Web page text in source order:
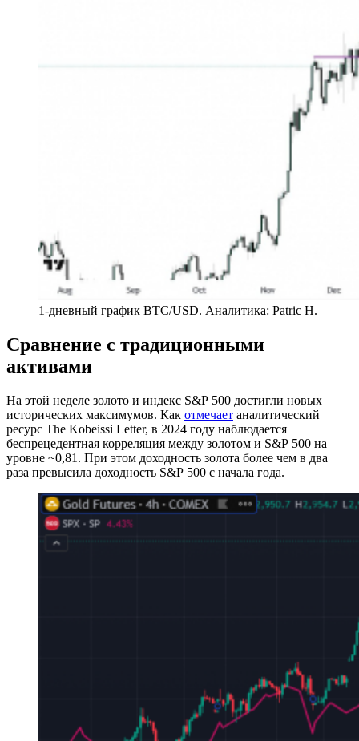
1-дневный график BTC/USD. Аналитика: Patric H.
Сравнение с традиционными
активами
На этой неделе золото и индекс S&P 500 достигли новых
исторических максимумов. Как отмечает аналитический
ресурс The Kobeissi Letter, в 2024 году наблюдается
беспрецедентная корреляция между золотом и S&P 500 на
уровне ~0,81. При этом доходность золота более чем в два
раза превысила доходность S&P 500 с начала года.